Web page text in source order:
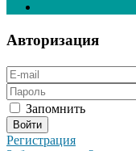
Авторизация
Запомнить
Регистрация